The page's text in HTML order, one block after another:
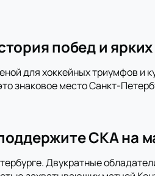
побед и
для хоккейных триумфов и
знаковое место Санкт-
СКА на
Двукратные